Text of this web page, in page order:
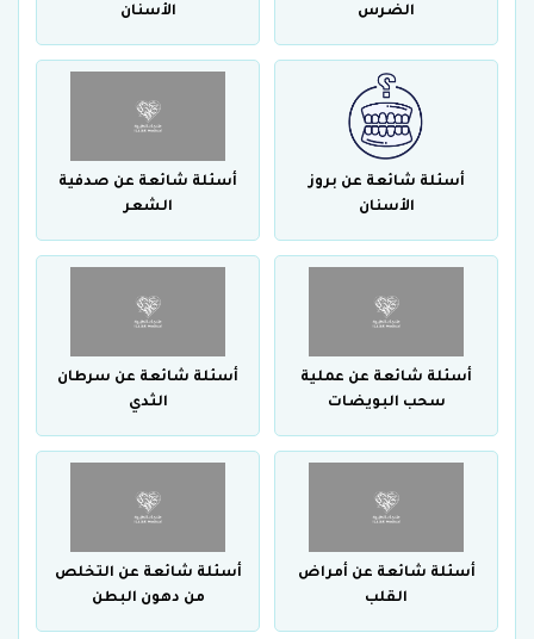
الضرس
الأسنان
أسئلة شائعة عن بروز
الأسنان
أسئلة شائعة عن صدفية
الشعر
أسئلة شائعة عن عملية
سحب البويضات
أسئلة شائعة عن سرطان
الثدي
أسئلة شائعة عن أمراض
القلب
أسئلة شائعة عن التخلص
من دهون البطن